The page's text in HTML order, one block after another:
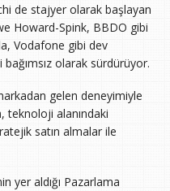
de stajyer olarak başlayan
Howard-Spink, BBDO gibi
Vodafone gibi dev
olarak sürdürüyor.
gelen deneyimiyle
teknoloji alanındaki
satın almalar ile
yer aldığı Pazarlama